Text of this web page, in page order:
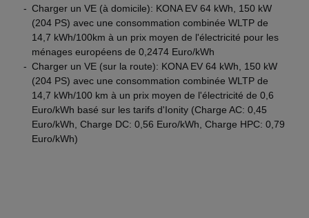
Charger un VE (à domicile): KONA EV 64 kWh, 150 kW
(204 PS) avec une consommation combinée WLTP de
14,7 kWh/100km à un prix moyen de l'électricité pour les
ménages européens de 0,2474 Euro/kWh
Charger un VE (sur la route): KONA EV 64 kWh, 150 kW
(204 PS) avec une consommation combinée WLTP de
14,7 kWh/100 km à un prix moyen de l'électricité de 0,6
Euro/kWh basé sur les tarifs d'Ionity (Charge AC: 0,45
Euro/kWh, Charge DC: 0,56 Euro/kWh, Charge HPC: 0,79
Euro/kWh)